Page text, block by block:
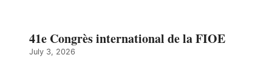
41e Congrès international de la FIOE
July 3, 2026